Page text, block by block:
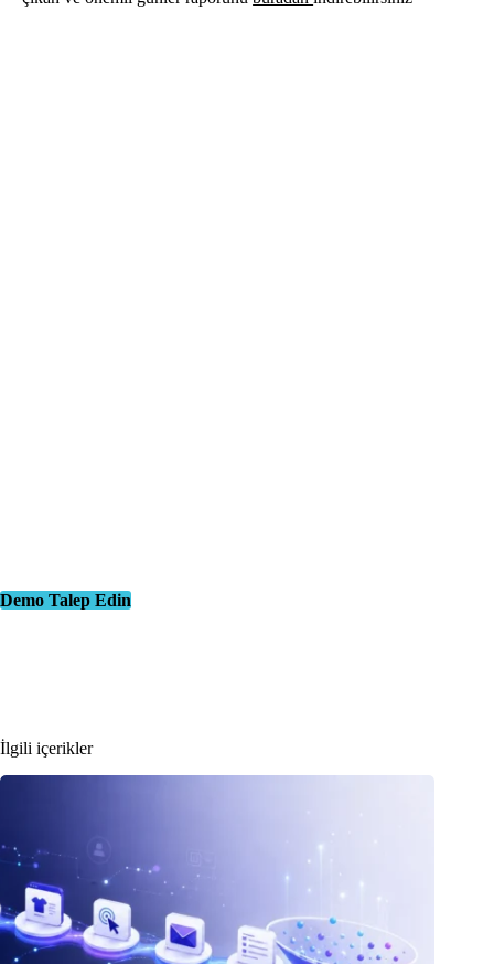
Demo Talep Edin
İlgili içerikler